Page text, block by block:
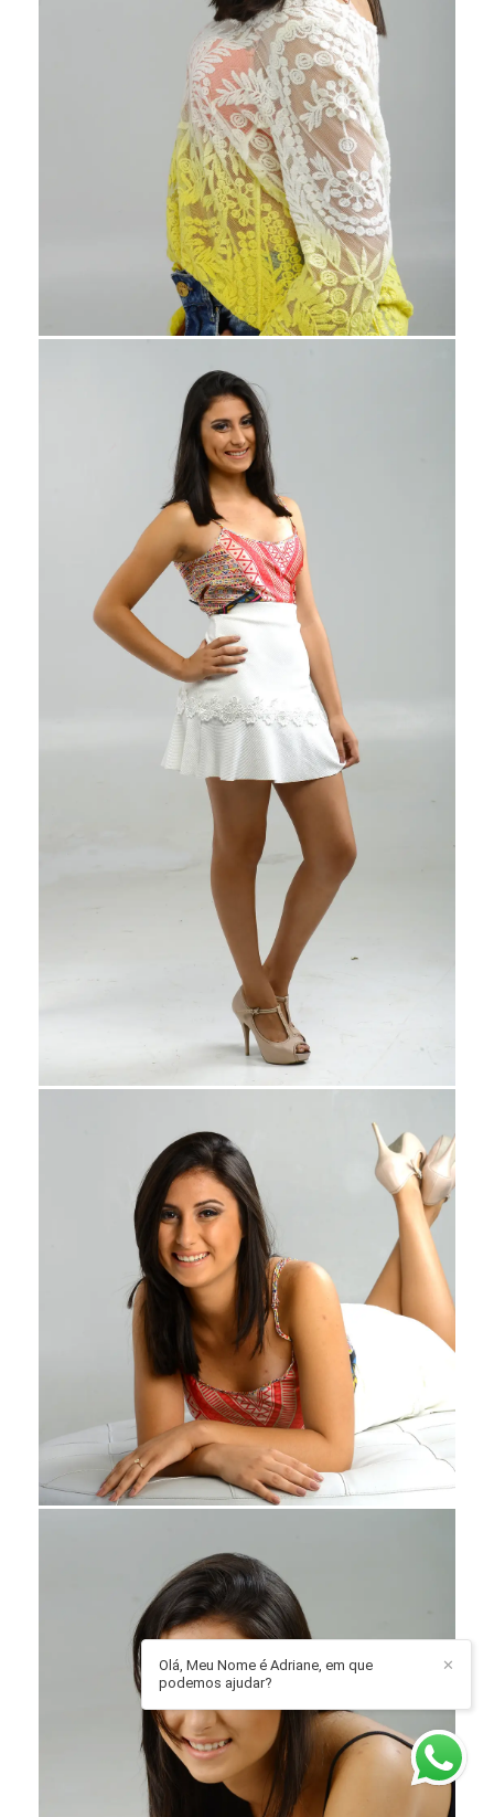
✕
Olá, Meu Nome é Adriane, em que
podemos ajudar?